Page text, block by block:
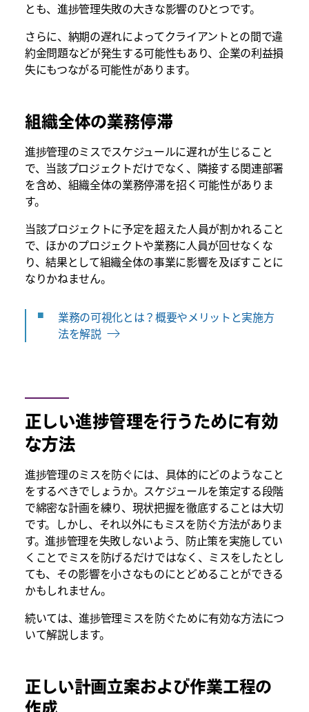
とも、進捗管理失敗の大きな影響のひとつです。
さらに、納期の遅れによってクライアントとの間で違
約金問題などが発生する可能性もあり、企業の利益損
失にもつながる可能性があります。
組織全体の業務停滞
進捗管理のミスでスケジュールに遅れが生じること
で、当該プロジェクトだけでなく、隣接する関連部署
を含め、組織全体の業務停滞を招く可能性がありま
す。
当該プロジェクトに予定を超えた人員が割かれること
で、ほかのプロジェクトや業務に人員が回せなくな
り、結果として組織全体の事業に影響を及ぼすことに
なりかねません。
業務の可視化とは？概要やメリットと実施方
法を解説
正しい進捗管理を行うために有効
な方法
進捗管理のミスを防ぐには、具体的にどのようなこと
をするべきでしょうか。スケジュールを策定する段階
で綿密な計画を練り、現状把握を徹底することは大切
です。しかし、それ以外にもミスを防ぐ方法がありま
す。進捗管理を失敗しないよう、防止策を実施してい
くことでミスを防げるだけではなく、ミスをしたとし
ても、その影響を小さなものにとどめることができる
かもしれません。
続いては、進捗管理ミスを防ぐために有効な方法につ
いて解説します。
正しい計画立案および作業工程の